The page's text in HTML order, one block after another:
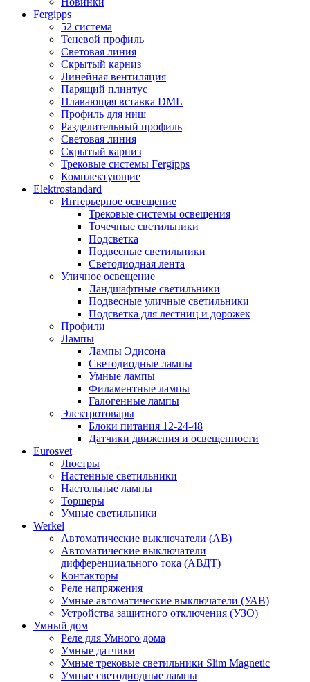
Fergipps
52 система
Теневой профиль
Световая линия
Скрытый карниз
Линейная вентиляция
Парящий плинтус
Плавающая вставка DML
Профиль для ниш
Разделительный профиль
Световая линия
Скрытый карниз
Трековые системы Fergipps
Комплектующие
Elektrostandard
Интерьерное освещение
Трековые системы освещения
Точечные светильники
Подсветка
Подвесные светильники
Светодиодная лента
Уличное освещение
Ландшафтные светильники
Подвесные уличные светильники
Подсветка для лестниц и дорожек
Профили
Лампы
Лампы Эдисона
Светодиодные лампы
Умные лампы
Филаментные лампы
Галогенные лампы
Электротовары
Блоки питания 12-24-48
Датчики движения и освещенности
Eurosvet
Люстры
Настенные светильники
Настольные лампы
Торшеры
Умные светильники
Werkel
Автоматические выключатели (АВ)
Автоматические выключатели
дифференциального тока (АВДТ)
Контакторы
Реле напряжения
Умные автоматические выключатели (УАВ)
Устройства защитного отключения (УЗО)
Умный дом
Реле для Умного дома
Умные датчики
Умные трековые светильники Slim Magnetic
Умные светодиодные лампы